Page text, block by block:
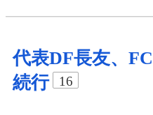
代表DF長友、
続行
16